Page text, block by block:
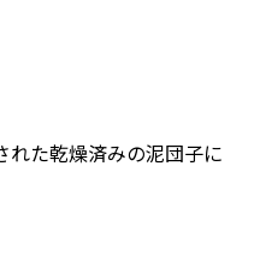
れた乾燥済みの泥団子に